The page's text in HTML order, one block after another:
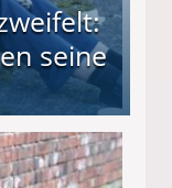
seine